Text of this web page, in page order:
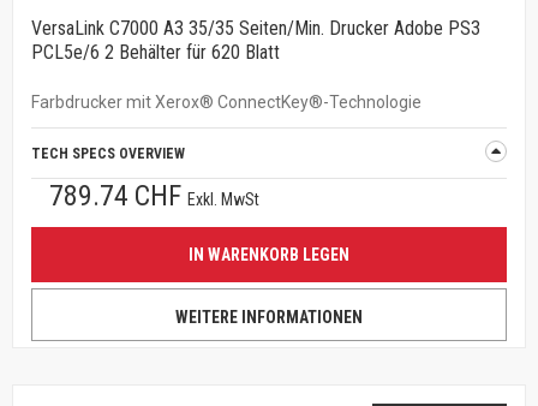
VersaLink C7000 A3 35/35 Seiten/Min. Drucker Adobe PS3
PCL5e/6 2 Behälter für 620 Blatt
Farbdrucker mit Xerox® ConnectKey®-Technologie
TECH SPECS OVERVIEW
789.74 CHF Exkl. MwSt
IN WARENKORB LEGEN
WEITERE INFORMATIONEN